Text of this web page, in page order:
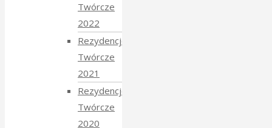
Twórcze
2022
Rezydencje
Twórcze
2021
Rezydencje
Twórcze
2020